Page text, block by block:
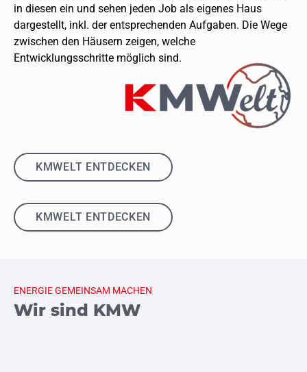
in diesen ein und sehen jeden Job als eigenes Haus
dargestellt, inkl. der entsprechenden Aufgaben. Die Wege
zwischen den Häusern zeigen, welche
Entwicklungsschritte möglich sind.
KMWELT ENTDECKEN
KMWELT ENTDECKEN
ENERGIE GEMEINSAM MACHEN
Wir sind KMW